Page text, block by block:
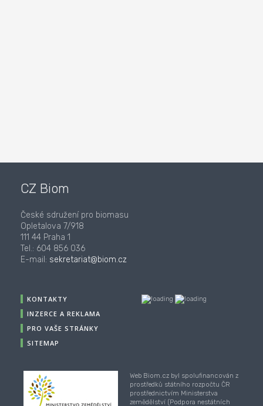
CZ Biom
České sdružení pro biomasu
Opletalova 7/918
111 44 Praha 1
Tel.: 604 856 036
E-mail: sekretariat@biom.cz
KONTAKTY
INZERCE A REKLAMA
PRO VAŠE STRÁNKY
SITEMAP
Web Biom.cz byl spolufinancován z
prostředků státního rozpočtu ČR
prostřednictvím Ministerstva
zemědělství (Podpora nestátních